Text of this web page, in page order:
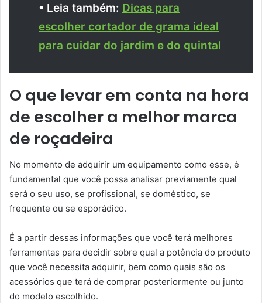
• Leia também: Dicas para
escolher cortador de grama ideal
para cuidar do jardim e do quintal
O que levar em conta na hora
de escolher a melhor marca
de roçadeira
No momento de adquirir um equipamento como esse, é
fundamental que você possa analisar previamente qual
será o seu uso, se profissional, se doméstico, se
frequente ou se esporádico.
É a partir dessas informações que você terá melhores
ferramentas para decidir sobre qual a potência do produto
que você necessita adquirir, bem como quais são os
acessórios que terá de comprar posteriormente ou junto
do modelo escolhido.